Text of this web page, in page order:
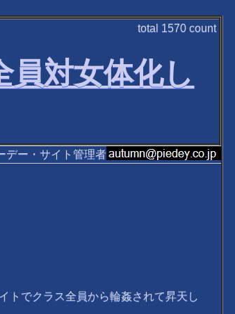
total 1570 count
員対女体化し
デー・サイト管理者
トでクラス全員から輪姦されて昇天し